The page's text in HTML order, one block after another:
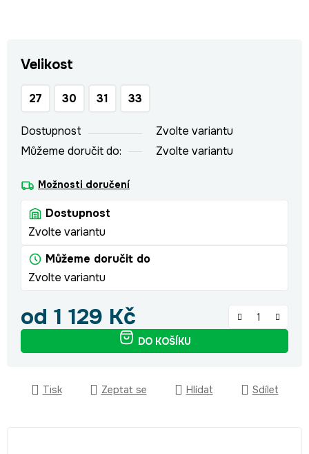
Velikost
27 30 31 33
Dostupnost
Zvolte variantu
Můžeme doručit do:
Zvolte variantu
Možnosti doručení
Dostupnost
Zvolte variantu
Můžeme doručit do
Zvolte variantu
od 1 129 Kč
DO KOŠÍKU
Tisk Zeptat se Hlídat Sdílet